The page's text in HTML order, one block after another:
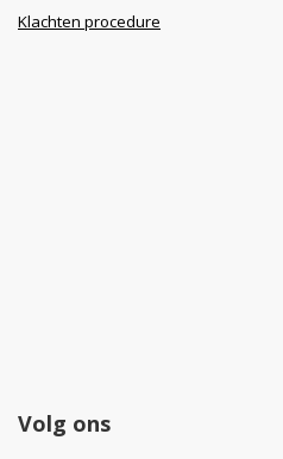
Klachten procedure
Volg ons